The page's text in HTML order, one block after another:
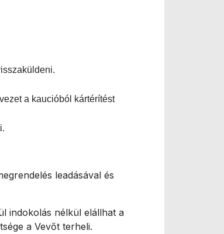
a kaucióból kártérítést
leadásával és
indokolás nélkül elállhat a
a Vevőt terheli.